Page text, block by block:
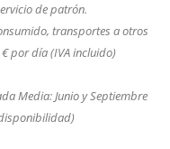
de patrón.
transportes a otros
por día (IVA incluido)
Media: Junio y Septiembre